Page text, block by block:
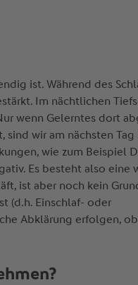
ist. Während des
Im nächtlichen
wenn Gelerntes dort
sind wir am nächsten Tag
wie zum Beispiel
Es besteht also eine
ist aber noch kein
(d.h. Einschlaf- oder
Abklärung erfolgen,